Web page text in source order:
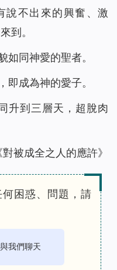
說不出來的興奮、激
到。
如同神愛的聖者。
即成為神的愛子。
升到三層天，超脫肉
被成全之人的應許》
困惑、問題，請
我們聊天